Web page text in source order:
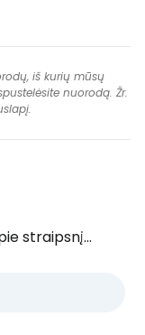
iš kurių mūsų
nuorodą. Žr.
straipsnį...